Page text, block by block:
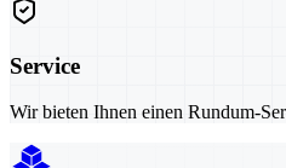
Service
Wir bieten Ihnen einen Rundum-